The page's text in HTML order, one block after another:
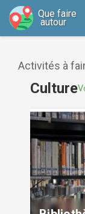
Que faire
autour
Activités à
Culture